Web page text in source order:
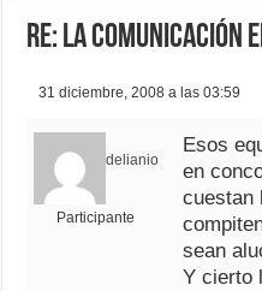
Re: La comunicación
31 diciembre, 2008 a las 03:59
delianio
Participante
Esos
en
cuestan
sean
Y cierto